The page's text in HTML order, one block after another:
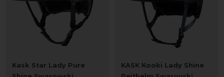
Kask Star Lady Pure
KASK Kooki Lady Shine